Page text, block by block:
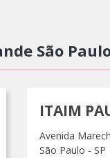
São
ITAIM
Avenida
São Paulo - SP